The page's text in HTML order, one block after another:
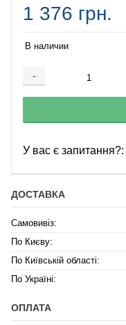
1 376 грн.
В наличии
-
У вас є запитання?:
ДОСТАВКА
Самовивіз:
По Києву:
По Київській області:
По Україні:
ОПЛАТА